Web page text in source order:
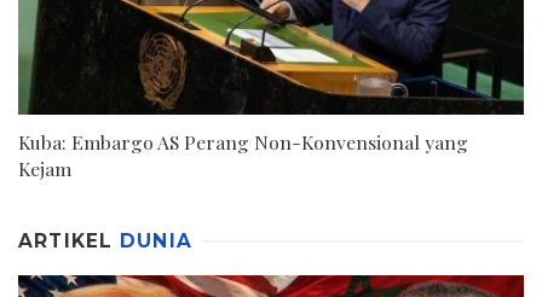
Kuba: Embargo AS Perang Non-Konvensional yang
Kejam
ARTIKEL DUNIA